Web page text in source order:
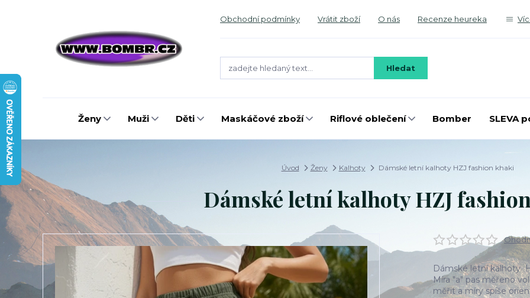
Obchodní podmínky Vrátit zboží O nás Recenze heureka
Hledat
Ženy Muži Děti Maskáčové zboží Riflové oblečení Bomber SLEVA
Úvod Ženy Kalhoty Dámské letní kalhoty HZJ fashion khaki
Dámské letní kalhoty HZJ
Dámské letní kalhoty
Míra "a" pas měřeno
měřit a míry spíše